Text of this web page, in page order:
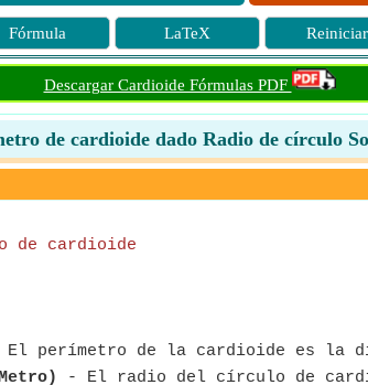
Fórmula LaTeX Reiniciar
Descargar Cardioide Fórmulas PDF
de cardioide dado Radio de círculo
de cardioide
perímetro de la cardioide es la
- El radio del círculo de